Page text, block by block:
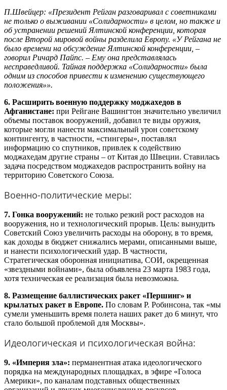
П.Швейцер: «Президент Рейган разговаривал с советниками
не только о выживании «Солидарности» в целом, но также и
об устранении решений Ялтинской конференции, которая
после Второй мировой войны разделила Европу. «У Рейгана не
было времени на обсуждение Ялтинской конференции, –
говорил Ричард Пайпс. – Ему она представлялась
несправедливой. Тайная поддержка «Солидарности» была
одним из способов привести к изменению существующего
положения»».
6. Расширить военную поддержку моджахедов в
Афганистане: при Рейгане Вашингтон значительно увеличил
объемы поставок вооружений, добавил те виды оружия,
которые могли нанести максимальный урон советскому
контингенту, в частности, «стингеры», поставлял
информацию со спутников, привлек к содействию
моджахедам другие страны – от Китая до Швеции. Ставилась
задача посредством моджахедов распространить войну на
территорию Советского Союза.
Военно-политические меры:
7. Гонка вооружений: не только резкий рост расходов на
вооружения, но и технологический прорыв. Цель: вынудить
Советский Союз увеличить расходы на оборону, в то время,
как доходы в бюджет снижались мерами, описанными выше,
и нанести психологический удар. В частности,
Стратегическая оборонная инициатива, СОИ, окрещенная
«звездными войнами», была объявлена 23 марта 1983 года,
хотя техническая ее реализация была невозможна.
8. Размещение баллистических ракет «Першинг» и
крылатых ракет в Европе. По словам Р. Робинсона, так «мы
сумели уменьшить время полета наших ракет до 6 минут, что
стало большой проблемой для Москвы».
Идеологическая и психологическая война:
9. «Империя зла»: перманентная атака идеологического
порядка на международных площадках, в эфире «Голоса
Америки», по каналам подставных общественных